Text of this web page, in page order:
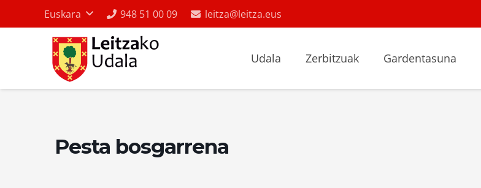
Euskara 948 51 00 09 leitza@leitza.eus
Udala Zerbitzuak Gardentasuna
Pesta bosgarrena